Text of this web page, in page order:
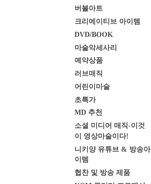
버블아트
크리에이티브 아이템
DVD/BOOK
마술악세사리
예약상품
러브매직
어린이마술
초특가
MD 추천
소셜 미디어 매직-이것
이 영상마술이다!
니키양 유튜브 & 방송아
이템
협찬 및 방송 제품